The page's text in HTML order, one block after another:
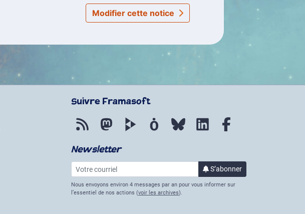
Modifier cette notice
Suivre Framasoft
Flux RSS MastodonPeerTube Mobilizon Bluesky LinkedIn
Newsletter
Votre courriel
S’abonner
à la lettre d’informations
Nous envoyons environ 4 messages par an pour vous informer sur
l’essentiel de nos actions (voir les archives).